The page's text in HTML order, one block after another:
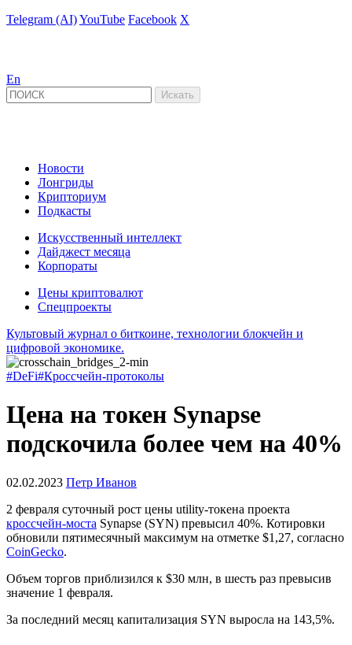
Telegram (AI)YouTube Facebook X
En
Новости
Лонгриды
Крипториум
Подкасты
Искусственный интеллект
Дайджест месяца
Корпораты
Цены криптовалют
Спецпроекты
Культовый журнал о биткоине, технологии блокчейн и
цифровой экономике.
#DeFi#Кроссчейн-протоколы
Цена на токен Synapse
подскочила более чем на 40%
02.02.2023 Петр Иванов
2 февраля суточный рост цены utility-токена проекта
кроссчейн-моста Synapse (SYN) превысил 40%. Котировки
обновили пятимесячный максимум на отметке $1,27, согласно
CoinGecko.
Объем торгов приблизился к $30 млн, в шесть раз превысив
значение 1 февраля.
За последний месяц капитализация SYN выросла на 143,5%.